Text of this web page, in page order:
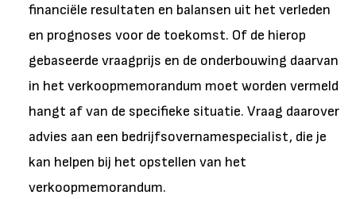
financiële resultaten en balansen uit het verleden
en prognoses voor de toekomst. Of de hierop
gebaseerde vraagprijs en de onderbouwing daarvan
in het verkoopmemorandum moet worden vermeld
hangt af van de specifieke situatie. Vraag daarover
advies aan een bedrijfsovernamespecialist, die je
kan helpen bij het opstellen van het
verkoopmemorandum.